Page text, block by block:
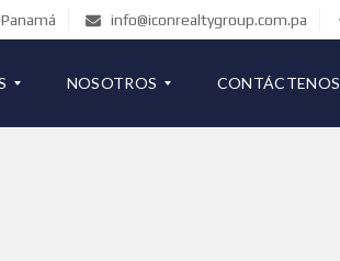
info@iconrealtygroup.com.pa
NOSOTROS CONTÁCTENOS